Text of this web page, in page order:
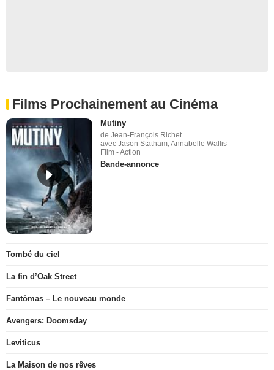
Films Prochainement au Cinéma
Mutiny
de Jean-François Richet
avec Jason Statham, Annabelle Wallis
Film - Action
Bande-annonce
Tombé du ciel
La fin d’Oak Street
Fantômas – Le nouveau monde
Avengers: Doomsday
Leviticus
La Maison de nos rêves